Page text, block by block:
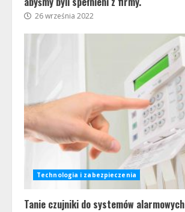
26 września 2022
Technologia i zabezpieczenia
Tanie czujniki do systemów alarmowych